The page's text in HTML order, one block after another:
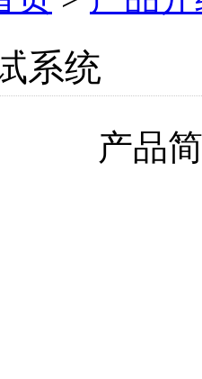
系统
产品